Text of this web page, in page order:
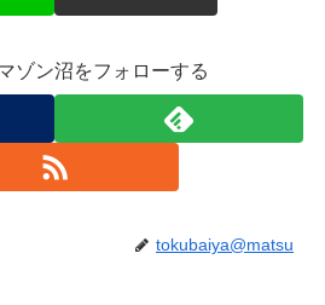
ゾン沼をフォローする
tokubaiya@matsu